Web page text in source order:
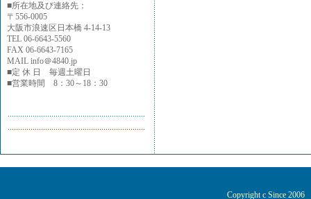
■所在地及び連絡先：
〒556-0005
大阪市浪速区日本橋 4-14-13
TEL 06-6643-5560
FAX 06-6643-7165
MAIL info＠4840.jp
■定 休 日 毎週土曜日
■営業時間 8：30～18：30
Copyright c Since